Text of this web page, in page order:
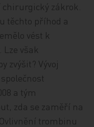
zákrok.
těchto příhod a
vést k
však
zvýšit? Vývoj
a tým
zda se zaměří na
trombinu